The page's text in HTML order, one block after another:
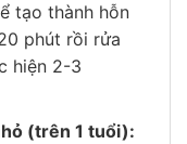
tạo thành hỗn
phút rồi rửa
hiện 2-3
(trên 1 tuổi):